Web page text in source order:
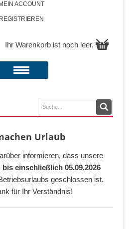
MEIN ACCOUNT
REGISTRIEREN
Ihr Warenkorb ist noch leer.
Urlaub
informieren, dass unsere
bis einschließlich 05.09.2026
geschlossen ist.
für Ihr Verständnis!